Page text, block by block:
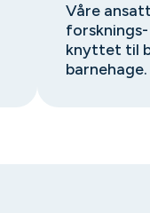
Våre
knyttet til
barnehage.